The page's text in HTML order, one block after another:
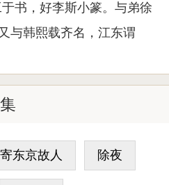
书，好李斯小篆。与弟徐
与韩熙载齐名，江东谓
东京故人 除夜